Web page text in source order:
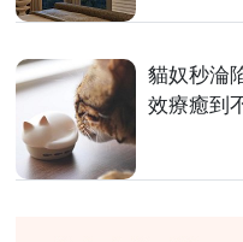
貓奴秒淪
效療癒到